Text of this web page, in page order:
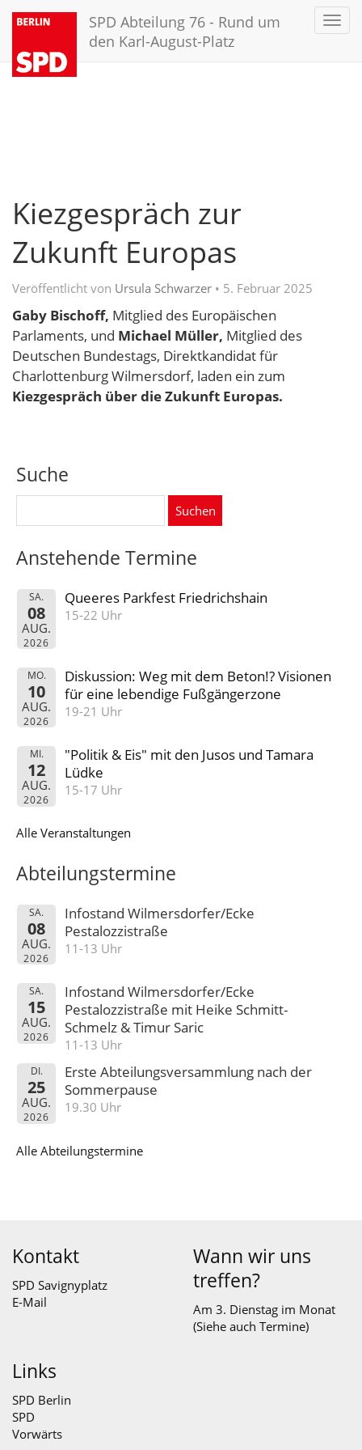
SPD Abteilung 76 - Rund um
den Karl-August-Platz
Kiezgespräch zur
Zukunft Europas
Veröffentlicht von Ursula Schwarzer • 5. Februar 2025
Gaby Bischoff, Mitglied des Europäischen
Parlaments, und Michael Müller, Mitglied des
Deutschen Bundestags, Direktkandidat für
Charlottenburg Wilmersdorf, laden ein zum
Kiezgespräch über die Zukunft Europas.
Suche
Anstehende Termine
SA.
08
AUG.
2026
Queeres Parkfest Friedrichshain
15-22 Uhr
MO.
10
AUG.
2026
Diskussion: Weg mit dem Beton!? Visionen
für eine lebendige Fußgängerzone
19-21 Uhr
MI.
12
AUG.
2026
"Politik & Eis" mit den Jusos und Tamara
Lüdke
15-17 Uhr
Alle Veranstaltungen
Abteilungstermine
SA.
08
AUG.
2026
Infostand Wilmersdorfer/Ecke
Pestalozzistraße
11-13 Uhr
SA.
15
AUG.
2026
Infostand Wilmersdorfer/Ecke
Pestalozzistraße mit Heike Schmitt-
Schmelz & Timur Saric
11-13 Uhr
DI.
25
AUG.
2026
Erste Abteilungsversammlung nach der
Sommerpause
19.30 Uhr
Alle Abteilungstermine
Kontakt
SPD Savignyplatz
E-Mail
Wann wir uns
treffen?
Am 3. Dienstag im Monat
(Siehe auch Termine)
Links
SPD Berlin
SPD
Vorwärts